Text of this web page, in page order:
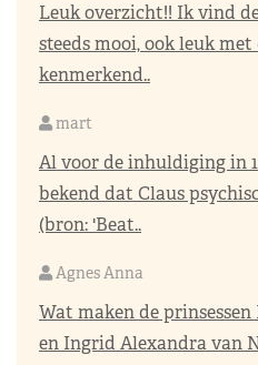
Leuk overzicht!! Ik vind
steeds mooi, ook leuk
kenmerkend..
mart
Al voor de inhuldiging in
bekend dat Claus
(bron: 'Beat..
Agnes Anna
Wat maken de
en Ingrid Alexandra van